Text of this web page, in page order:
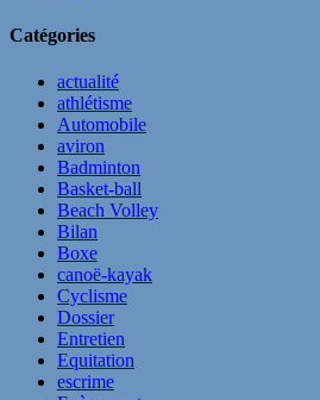
Catégories
actualité
athlétisme
Automobile
aviron
Badminton
Basket-ball
Beach Volley
Bilan
Boxe
canoë-kayak
Cyclisme
Dossier
Entretien
Equitation
escrime